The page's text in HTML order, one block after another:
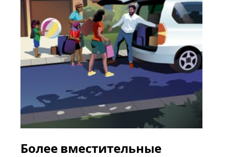
Более вместительные